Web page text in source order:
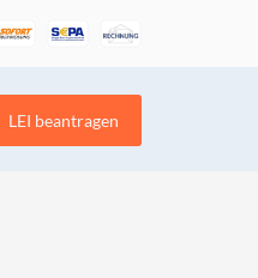
LEI beantragen